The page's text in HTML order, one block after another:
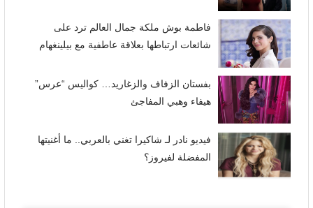
فاطمة بوش ملكة جمال العالم ترد على
شائعات ارتباطها بعلاقة عاطفية مع بيلينغهام
بفستان الزفاف والزغاريد… كواليس “عرس”
هيفاء وهبي المفاجئ
فيديو نادر لـ شاكيرا تغني بالعربي.. ما أغنيتها
المفضلة لفيروز؟